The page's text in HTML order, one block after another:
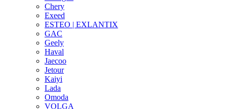
Chery
Exeed
ESTEO | EXLANTIX
GAC
Geely
Haval
Jaecoo
Jetour
Kaiyi
Lada
Omoda
VOLGA